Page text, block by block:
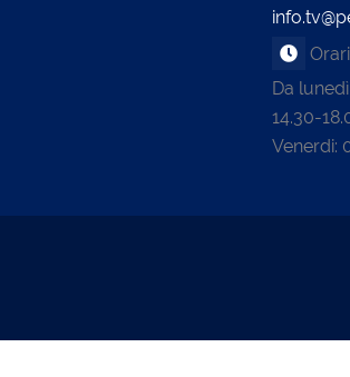
Da
14.30-
Venerdi: